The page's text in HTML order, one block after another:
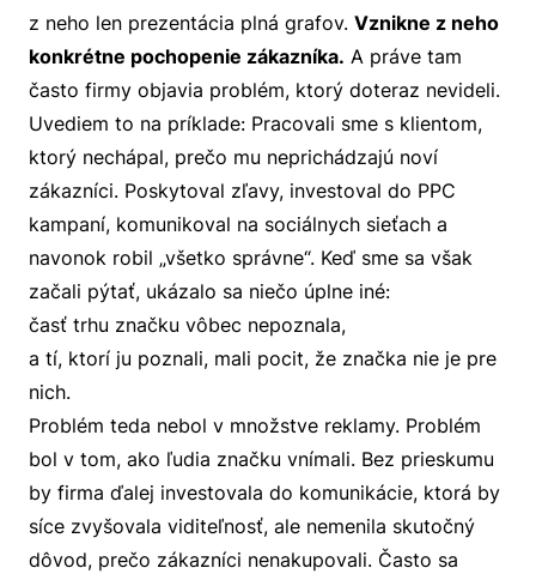
z neho len prezentácia plná grafov. Vznikne z neho
konkrétne pochopenie zákazníka. A práve tam
často firmy objavia problém, ktorý doteraz nevideli.
Uvediem to na príklade: Pracovali sme s klientom,
ktorý nechápal, prečo mu neprichádzajú noví
zákazníci. Poskytoval zľavy, investoval do PPC
kampaní, komunikoval na sociálnych sieťach a
navonok robil „všetko správne“. Keď sme sa však
začali pýtať, ukázalo sa niečo úplne iné:
časť trhu značku vôbec nepoznala,
a tí, ktorí ju poznali, mali pocit, že značka nie je pre
nich.
Problém teda nebol v množstve reklamy. Problém
bol v tom, ako ľudia značku vnímali. Bez prieskumu
by firma ďalej investovala do komunikácie, ktorá by
síce zvyšovala viditeľnosť, ale nemenila skutočný
dôvod, prečo zákazníci nenakupovali. Často sa